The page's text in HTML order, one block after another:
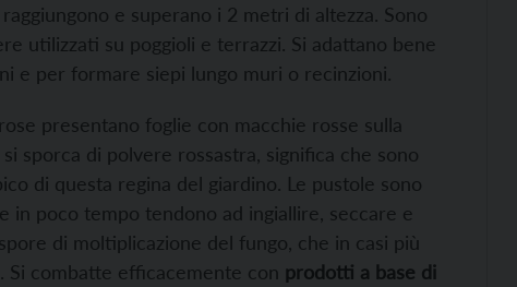
raggiungono e superano i 2 metri di altezza. Sono
utilizzati su poggioli e terrazzi. Si adattano bene
e per formare siepi lungo muri o recinzioni.
presentano foglie con macchie rosse sulla
sporca di polvere rossastra, significa che sono
di questa regina del giardino. Le pustole sono
in poco tempo tendono ad ingiallire, seccare e
di moltiplicazione del fungo, che in casi più
Si combatte efficacemente con prodotti a base di